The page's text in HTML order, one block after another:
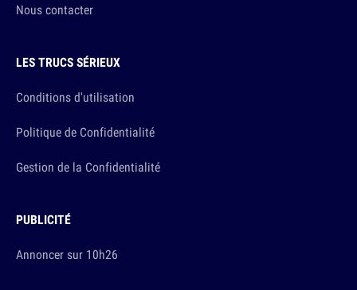
Nous contacter
LES TRUCS SÉRIEUX
Conditions d'utilisation
Politique de Confidentialité
Gestion de la Confidentialité
PUBLICITÉ
Annoncer sur 10h26